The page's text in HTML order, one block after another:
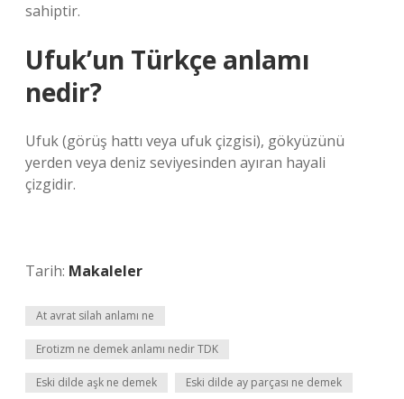
sahiptir.
Ufuk’un Türkçe anlamı
nedir?
Ufuk (görüş hattı veya ufuk çizgisi), gökyüzünü
yerden veya deniz seviyesinden ayıran hayali
çizgidir.
Tarih: Makaleler
At avrat silah anlamı ne
Erotizm ne demek anlamı nedir TDK
Eski dilde aşk ne demek Eski dilde ay parçası ne demek